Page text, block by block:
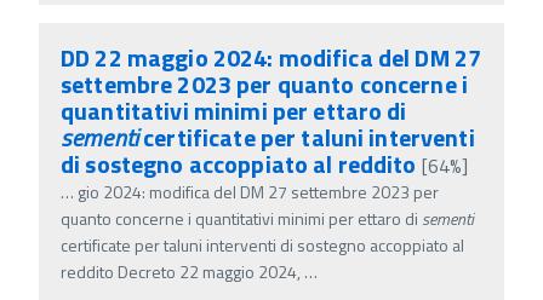
DD 22 maggio 2024: modifica del DM 27
settembre 2023 per quanto concerne i
quantitativi minimi per ettaro di
sementicertificate per taluni interventi
di sostegno accoppiato al reddito [64%]
… gio 2024: modifica del DM 27 settembre 2023 per
quanto concerne i quantitativi minimi per ettaro di sementi
certificate per taluni interventi di sostegno accoppiato al
reddito Decreto 22 maggio 2024, …